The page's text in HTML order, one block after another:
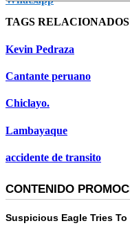
TAGS RELACIONADOS
Kevin Pedraza
Cantante peruano
Chiclayo.
Lambayaque
accidente de transito